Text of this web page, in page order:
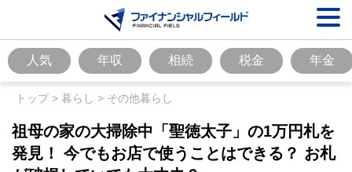
人気 年収 相続 税金 年金
トップ> 暮らし > その他暮らし
祖母の家の大掃除中「聖徳太子」の1万円札を
発見！ 今でもお店で使うことはできる？ お札